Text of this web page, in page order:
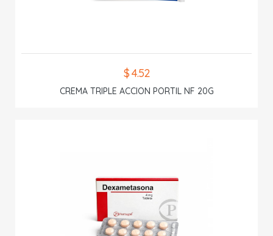
$ 4.52
CREMA TRIPLE ACCION PORTIL NF 20G